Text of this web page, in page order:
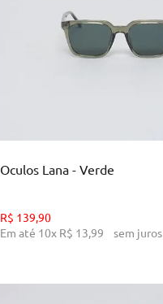
Oculos Lana - Verde
R$ 139,90
Em até 10x R$ 13,99 sem juros